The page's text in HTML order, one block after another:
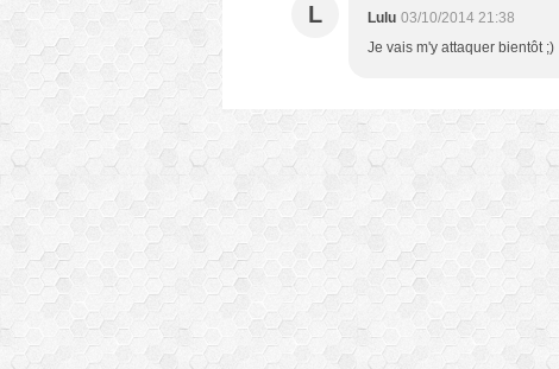
L Lulu 03/10/2014 21:38
Je vais m'y attaquer bientôt ;)